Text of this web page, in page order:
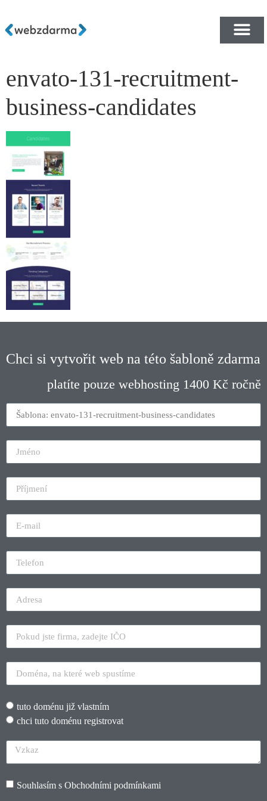
envato-131-recruitment-
business-candidates
Chci si vytvořit web na této šabloně zdarma
platíte pouze webhosting 1400 Kč ročně
tuto doménu již vlastním
chci tuto doménu registrovat
Souhlasím s Obchodními podmínkami